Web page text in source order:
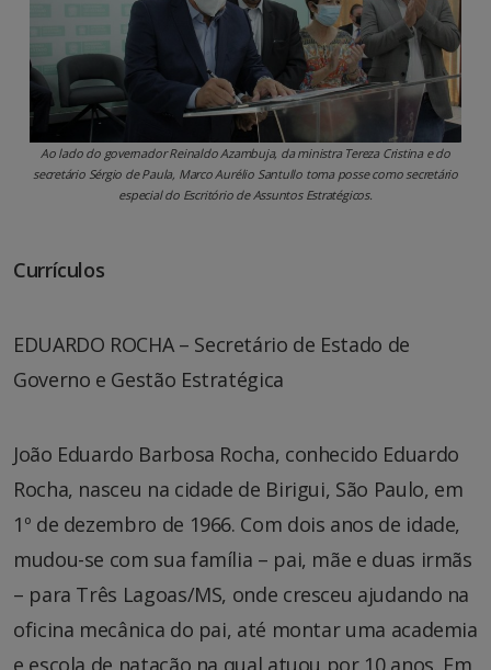
Ao lado do governador Reinaldo Azambuja, da ministra Tereza Cristina e do
secretário Sérgio de Paula, Marco Aurélio Santullo toma posse como secretário
especial do Escritório de Assuntos Estratégicos.
Currículos
EDUARDO ROCHA – Secretário de Estado de
Governo e Gestão Estratégica
João Eduardo Barbosa Rocha, conhecido Eduardo
Rocha, nasceu na cidade de Birigui, São Paulo, em
1º de dezembro de 1966. Com dois anos de idade,
mudou-se com sua família – pai, mãe e duas irmãs
– para Três Lagoas/MS, onde cresceu ajudando na
oficina mecânica do pai, até montar uma academia
e escola de natação na qual atuou por 10 anos. Em